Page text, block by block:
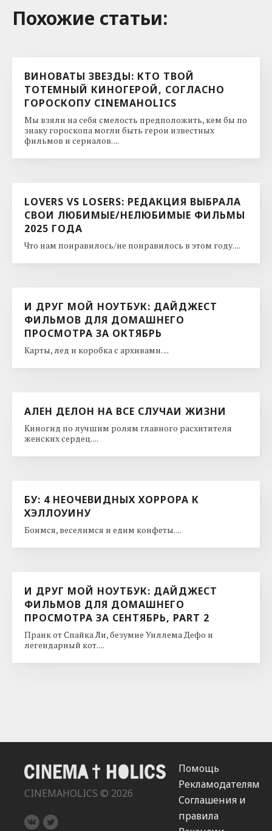
Похожие cтатьи:
ВИНОВАТЫ ЗВЕЗДЫ: КТО ТВОЙ
ТОТЕМНЫЙ КИНОГЕРОЙ, СОГЛАСНО
ГОРОСКОПУ CINEMAHOLICS
Мы взяли на себя смелость предположить, кем бы по
знаку гороскопа могли быть герои известных
фильмов и сериалов. ...
LOVERS VS LOSERS: РЕДАКЦИЯ ВЫБРАЛА
СВОИ ЛЮБИМЫЕ/НЕЛЮБИМЫЕ ФИЛЬМЫ
2025 ГОДА
Что нам понравилось/не понравилось в этом году. ...
И ДРУГ МОЙ НОУТБУК: ДАЙДЖЕСТ
ФИЛЬМОВ ДЛЯ ДОМАШНЕГО
ПРОСМОТРА ЗА ОКТЯБРЬ
Карты, лед и коробка с архивами. ...
АЛЕН ДЕЛОН НА ВСЕ СЛУЧАИ ЖИЗНИ
Киногид по лучшим ролям главного расхитителя
женских сердец. ...
БУ: 4 НЕОЧЕВИДНЫХ ХОРРОРА К
ХЭЛЛОУИНУ
Боимся, веселимся и едим конфеты. ...
И ДРУГ МОЙ НОУТБУК: ДАЙДЖЕСТ
ФИЛЬМОВ ДЛЯ ДОМАШНЕГО
ПРОСМОТРА ЗА СЕНТЯБРЬ, PART 2
Пранк от Спайка Ли, безумие Уиллема Дефо и
легендарный кот. ...
CINEMAHOLICS © 2026
Помощь
Рекламодателям
Соглашения и
правила